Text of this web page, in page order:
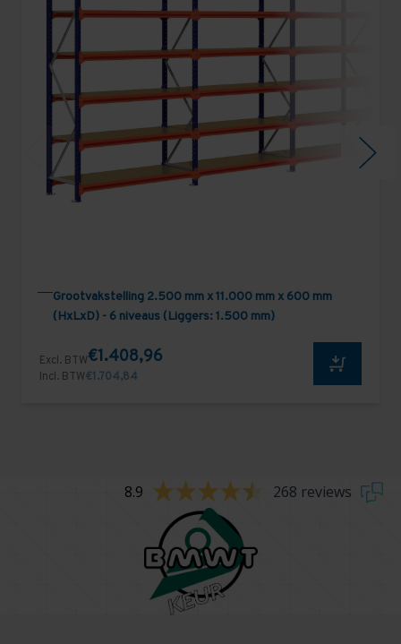
Grootvakstelling 2.500 mm x 11.000 mm x 600 mm
(HxLxD) - 6 niveaus (Liggers: 1.500 mm)
Excl. BTW€1.408,96
Incl. BTW€1.704,84
8.9 268 reviews